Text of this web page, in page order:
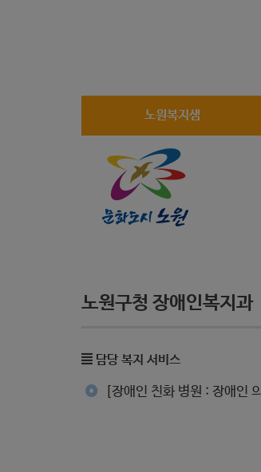
노원복지샘
노원구청 장애인복지과
담당 복지 서비스
[장애인 친화 병원 : 장애인